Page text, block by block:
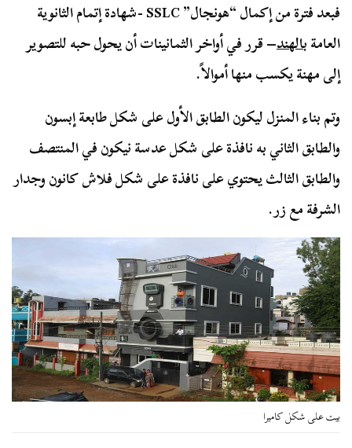
فبعد فترة من إكمال “هونجال” SSLC -شهادة إتمام الثانوية
العامة بالهند– قرر في أواخر الثمانينات أن يحول حبه للتصوير
إلى مهنة يكسب منها أموالاً.
وتم بناء المنزل ليكون الطابق الأول على شكل طابعة إبسون
والطابق الثاني به نافذة على شكل عدسة نيكون في المنتصف
والطابق الثالث يحتوي على نافذة على شكل فلاش كانون وجدار
الشرفة مع زر.
بيت على شكل كاميرا